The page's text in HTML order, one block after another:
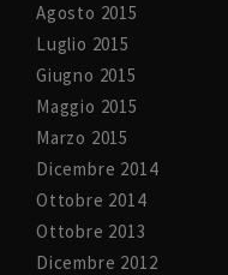
Agosto 2015
Luglio 2015
Giugno 2015
Maggio 2015
Marzo 2015
Dicembre 2014
Ottobre 2014
Ottobre 2013
Dicembre 2012